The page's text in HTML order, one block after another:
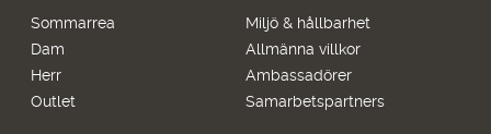
Sommarrea
Dam
Herr
Outlet
Miljö & hållbarhet
Allmänna villkor
Ambassadörer
Samarbetspartners